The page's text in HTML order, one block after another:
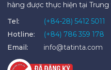
hàng được thực hiện tại
Tel:
(+84-28) 5412 5011
Hotline:
(+84) 786 359 178
Email:
info@tatinta.com